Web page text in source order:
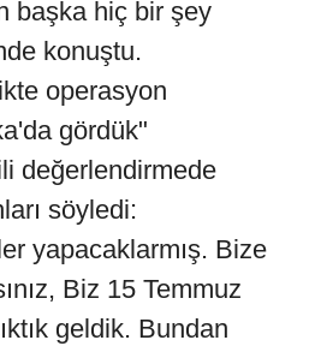
başka hiç bir şey
konuştu.
operasyon
gördük"
değerlendirmede
söyledi:
yapacaklarmış. Bize
Biz 15 Temmuz
geldik. Bundan